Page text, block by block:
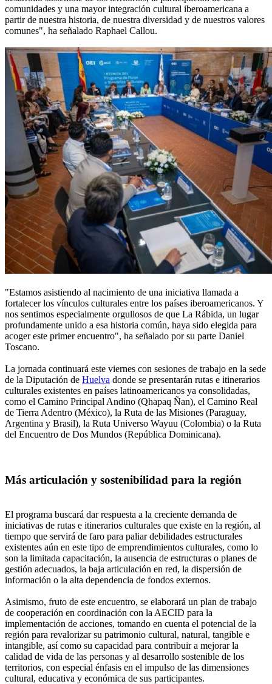
comunidades y una mayor integración cultural iberoamericana a
partir de nuestra historia, de nuestra diversidad y de nuestros valores
comunes", ha señalado Raphael Callou.
"Estamos asistiendo al nacimiento de una iniciativa llamada a
fortalecer los vínculos culturales entre los países iberoamericanos. Y
nos sentimos especialmente orgullosos de que La Rábida, un lugar
profundamente unido a esa historia común, haya sido elegida para
acoger este primer encuentro", ha señalado por su parte Daniel
Toscano.
La jornada continuará este viernes con sesiones de trabajo en la sede
de la Diputación de Huelva donde se presentarán rutas e itinerarios
culturales existentes en países latinoamericanos ya consolidadas,
como el Camino Principal Andino (Qhapaq Ñan), el Camino Real
de Tierra Adentro (México), la Ruta de las Misiones (Paraguay,
Argentina y Brasil), la Ruta Universo Wayuu (Colombia) o la Ruta
del Encuentro de Dos Mundos (República Dominicana).
Más articulación y sostenibilidad para la región
El programa buscará dar respuesta a la creciente demanda de
iniciativas de rutas e itinerarios culturales que existe en la región, al
tiempo que servirá de faro para paliar debilidades estructurales
existentes aún en este tipo de emprendimientos culturales, como lo
son la limitada capacitación, la ausencia de estructuras o planes de
gestión adecuados, la baja articulación en red, la dispersión de
información o la alta dependencia de fondos externos.
Asimismo, fruto de este encuentro, se elaborará un plan de trabajo
de cooperación en coordinación con la AECID para la
implementación de acciones, tomando en cuenta el potencial de la
región para revalorizar su patrimonio cultural, natural, tangible e
intangible, así como su capacidad para contribuir a mejorar la
calidad de vida de las personas y al desarrollo sostenible de los
territorios, con especial énfasis en el impulso de las dimensiones
cultural, educativa y económica de sus participantes.